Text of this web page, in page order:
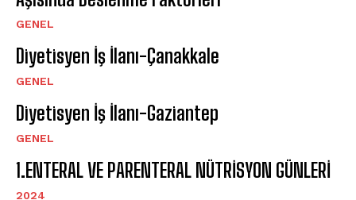
GENEL
Diyetisyen İş İlanı-Çanakkale
GENEL
Diyetisyen İş İlanı-Gaziantep
GENEL
1.ENTERAL VE PARENTERAL NÜTRİSYON GÜNLERİ
2024